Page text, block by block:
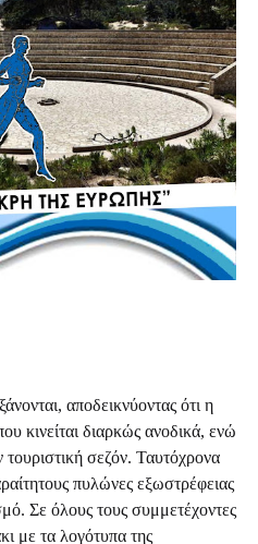
αποδεικνύοντας ότι η
κινείται διαρκώς ανοδικά, ενώ
σεζόν. Ταυτόχρονα
πυλώνες εξωστρέφειας
Σε όλους τους συμμετέχοντες
με τα λογότυπα της